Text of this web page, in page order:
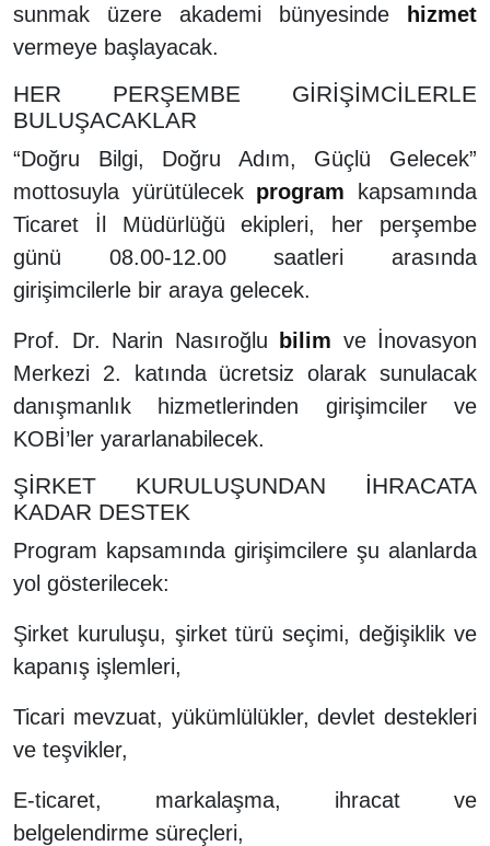
sunmak üzere akademi bünyesinde hizmet
vermeye başlayacak.
HER PERŞEMBE GİRİŞİMCİLERLE
BULUŞACAKLAR
“Doğru Bilgi, Doğru Adım, Güçlü Gelecek”
mottosuyla yürütülecek program kapsamında
Ticaret İl Müdürlüğü ekipleri, her perşembe
günü 08.00-12.00 saatleri arasında
girişimcilerle bir araya gelecek.
Prof. Dr. Narin Nasıroğlu bilim ve İnovasyon
Merkezi 2. katında ücretsiz olarak sunulacak
danışmanlık hizmetlerinden girişimciler ve
KOBİ’ler yararlanabilecek.
ŞİRKET KURULUŞUNDAN İHRACATA
KADAR DESTEK
Program kapsamında girişimcilere şu alanlarda
yol gösterilecek:
Şirket kuruluşu, şirket türü seçimi, değişiklik ve
kapanış işlemleri,
Ticari mevzuat, yükümlülükler, devlet destekleri
ve teşvikler,
E-ticaret, markalaşma, ihracat ve
belgelendirme süreçleri,